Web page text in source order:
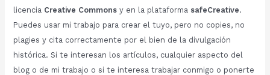
licencia Creative Commonsy en la plataforma safeCreative.
Puedes usar mi trabajo para crear el tuyo, pero no copies, no
plagies y cita correctamente por el bien de la divulgación
histórica. Si te interesan los artículos, cualquier aspecto del
blog o de mi trabajo o si te interesa trabajar conmigo o ponerte